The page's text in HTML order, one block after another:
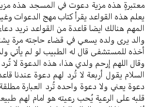
معتبرةٍ هذه مزیة دعوت في المسجد هذه
یعلم هذه القواعد یقرأ کتاب مهج الدعوات
المهم هنالك ایضا قاعدة من القواعد نرید
والد یری ولده یسعي في قضاء حاجته مرة
أخذه للمستشفی قال له الطبیب لو لم یأتي
وقال اللهم إرحم ولدي هذا، هذه الدعوة لا
السلام یقول أربعة لا تُرد لهم دعوة عندنا
دعوة يعني ولا دعوة واحده تُرد العبارة
قلبه علی الرعیة یُحب رعیته هو امام لهم